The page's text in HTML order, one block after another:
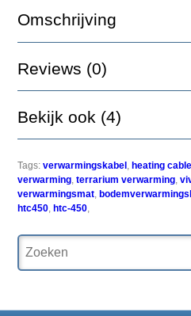
vivarium.
kabel
gebruik
de
in
een
spiraalvorm
op
bodem
van
Omschrijving
Reviews (0)
Bekijk ook (4)
Tags: verwarmingskabel , heating cable
verwarming,terrarium verwarming,
verwarmingsmat,
htc450, htc-450,